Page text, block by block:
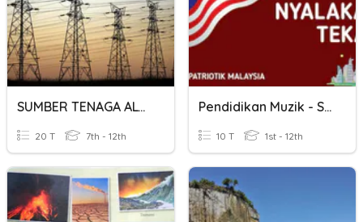
SUMBER TENAGA ALTERNATIF
20 T 7th - 12th
Pendidikan Muzik - Sambung Lirik Lagu Patriotik
10 T 1st - 12th